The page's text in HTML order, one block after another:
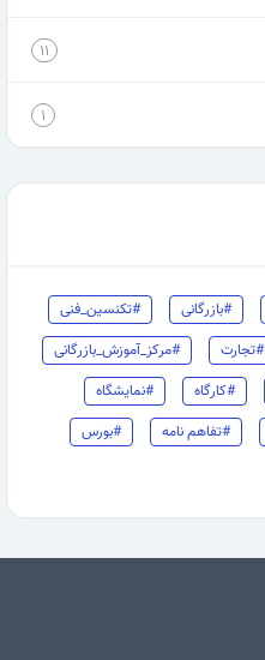
۱۱
۱
#بازرگانی
#تکنسین_فنی
#تجارت
#مرکز_آموزش_بازرگانی
#کارگاه
#نمایشگاه
#تفاهم نامه
#بورس